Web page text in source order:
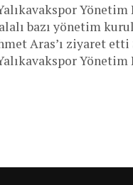
Yönetim
bazı yönetim
Aras’ı ziyaret etti
Yönetim